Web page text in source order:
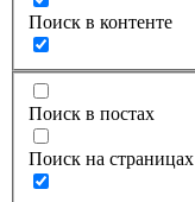
Поиск в контенте
Поиск в постах
Поиск на страницах